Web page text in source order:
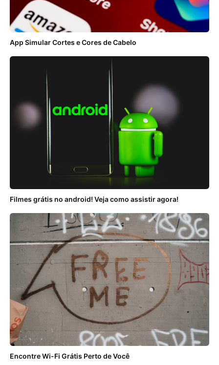
App Simular Cortes e Cores de Cabelo
Filmes grátis no android! Veja como assistir agora!
Encontre Wi-Fi Grátis Perto de Você